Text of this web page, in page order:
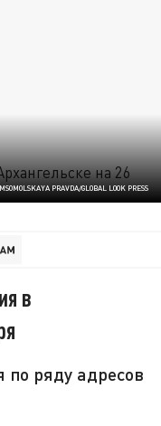
PRAVDA/GLOBAL LOOK PRESS
в
по ряду адресов